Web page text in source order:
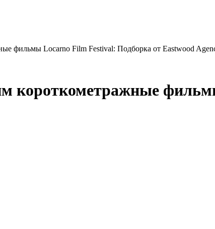
фильмы Locarno Film Festival: Подборка от Eastwood
короткометражные